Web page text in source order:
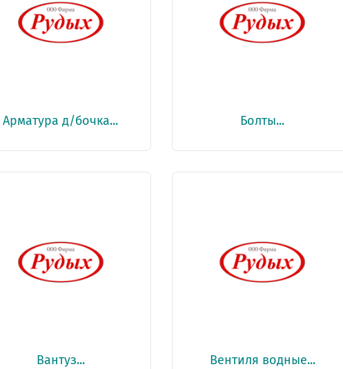
Арматура д/бочка... Болты...
Вантуз... Вентиля водные...